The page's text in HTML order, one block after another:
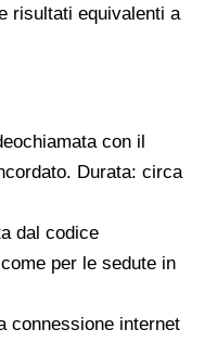
risultati equivalenti a
con il
Durata: circa
dal codice
per le sedute in
connessione internet